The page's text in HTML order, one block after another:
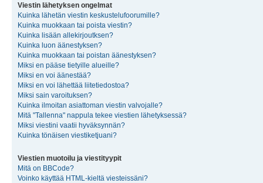
Viestin lähetyksen ongelmat
Kuinka lähetän viestin keskustelufoorumille?
Kuinka muokkaan tai poista viestin?
Kuinka lisään allekirjoutksen?
Kuinka luon äänestyksen?
Kuinka muokkaan tai poistan äänestyksen?
Miksi en pääse tietyille alueille?
Miksi en voi äänestää?
Miksi en voi lähettää liitetiedostoa?
Miksi sain varoituksen?
Kuinka ilmoitan asiattoman viestin valvojalle?
Mitä "Tallenna" nappula tekee viestien lähetyksessä?
Miksi viestini vaatii hyväksynnän?
Kuinka tönäisen viestiketjuani?
Viestien muotoilu ja viestityypit
Mitä on BBCode?
Voinko käyttää HTML-kieltä viesteissäni?